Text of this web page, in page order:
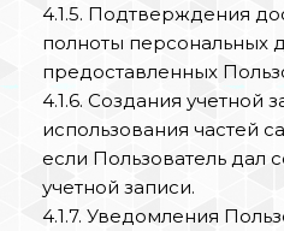
4.1.5. Подтверждения
полноты персональных
предоставленных
4.1.6. Создания учетной
использования частей
если Пользователь дал
учетной записи.
4.1.7. Уведомления